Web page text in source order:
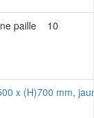
paille 10
x (H)700 mm,